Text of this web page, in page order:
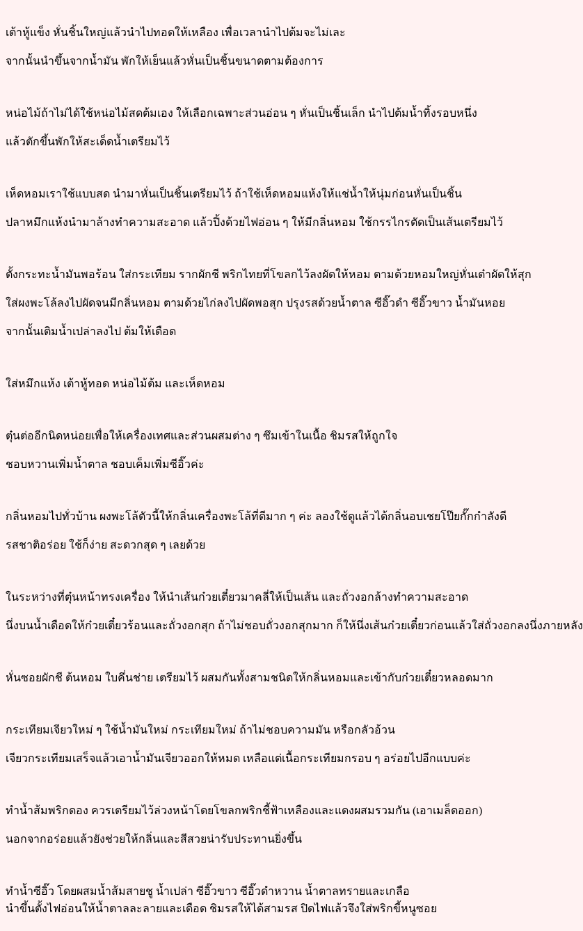
เต้าหู้แข็ง หั่นชิ้นใหญ่แล้วนำไปทอดให้เหลือง เพื่อเวลานำไปต้มจะไม่เละ
จากนั้นนำขึ้นจากน้ำมัน พักให้เย็นแล้วหั่นเป็นชิ้นขนาดตามต้องการ
หน่อไม้ถ้าไม่ได้ใช้หน่อไม้สดต้มเอง ให้เลือกเฉพาะส่วนอ่อน ๆ หั่นเป็นชิ้นเล็ก นำไปต้มน้ำทิ้งรอบหนึ่ง
แล้วตักขึ้นพักให้สะเด็ดน้ำเตรียมไว้
เห็ดหอมเราใช้แบบสด นำมาหั่นเป็นชิ้นเตรียมไว้ ถ้าใช้เห็ดหอมแห้งให้แช่น้ำให้นุ่มก่อนหั่นเป็นชิ้น
ปลาหมึกแห้งนำมาล้างทำความสะอาด แล้วปิ้งด้วยไฟอ่อน ๆ ให้มีกลิ่นหอม ใช้กรรไกรตัดเป็นเส้นเตรียมไว้
ตั้งกระทะน้ำมันพอร้อน ใส่กระเทียม รากผักชี พริกไทยที่โขลกไว้ลงผัดให้หอม ตามด้วยหอมใหญ่หั่นเต๋าผัดให้สุก
ใส่ผงพะโล้ลงไปผัดจนมีกลิ่นหอม ตามด้วยไก่ลงไปผัดพอสุก ปรุงรสด้วยน้ำตาล ซีอิ๊วดำ ซีอิ๊วขาว น้ำมันหอย
จากนั้นเติมน้ำเปล่าลงไป ต้มให้เดือด
ใส่หมึกแห้ง เต้าหู้ทอด หน่อไม้ต้ม และเห็ดหอม
ตุ๋นต่ออีกนิดหน่อยเพื่อให้เครื่องเทศและส่วนผสมต่าง ๆ ซึมเข้าในเนื้อ ชิมรสให้ถูกใจ
ชอบหวานเพิ่มน้ำตาล ชอบเค็มเพิ่มซีอิ๊วค่ะ
กลิ่นหอมไปทั่วบ้าน ผงพะโล้ตัวนี้ให้กลิ่นเครื่องพะโล้ที่ดีมาก ๆ ค่ะ ลองใช้ดูแล้วได้กลิ่นอบเชยโป๊ยกั๊กกำลังดี
รสชาติอร่อย ใช้ก็ง่าย สะดวกสุด ๆ เลยด้วย
ในระหว่างที่ตุ๋นหน้าทรงเครื่อง ให้นำเส้นก๋วยเตี๋ยวมาคลี่ให้เป็นเส้น และถั่วงอกล้างทำความสะอาด
นึ่งบนน้ำเดือดให้ก๋วยเตี๋ยวร้อนและถั่วงอกสุก ถ้าไม่ชอบถั่วงอกสุกมาก ก็ให้นึ่งเส้นก๋วยเตี๋ยวก่อนแล้วใส่ถั่วงอกลงนึ่งภายหลัง
หั่นซอยผักชี ต้นหอม ใบคึ่นช่าย เตรียมไว้ ผสมกันทั้งสามชนิดให้กลิ่นหอมและเข้ากับก๋วยเตี๋ยวหลอดมาก
กระเทียมเจียวใหม่ ๆ ใช้น้ำมันใหม่ กระเทียมใหม่ ถ้าไม่ชอบความมัน หรือกลัวอ้วน
เจียวกระเทียมเสร็จแล้วเอาน้ำมันเจียวออกให้หมด เหลือแต่เนื้อกระเทียมกรอบ ๆ อร่อยไปอีกแบบค่ะ
ทำน้ำส้มพริกดอง ควรเตรียมไว้ล่วงหน้าโดยโขลกพริกชี้ฟ้าเหลืองและแดงผสมรวมกัน (เอาเมล็ดออก)
นอกจากอร่อยแล้วยังช่วยให้กลิ่นและสีสวยน่ารับประทานยิ่งขึ้น
ทำน้ำซีอิ๊ว โดยผสมน้ำส้มสายชู น้ำเปล่า ซีอิ๊วขาว ซีอิ๊วดำหวาน น้ำตาลทรายและเกลือ
นำขึ้นตั้งไฟอ่อนให้น้ำตาลละลายและเดือด ชิมรสให้ได้สามรส ปิดไฟแล้วจึงใส่พริกขี้หนูซอย